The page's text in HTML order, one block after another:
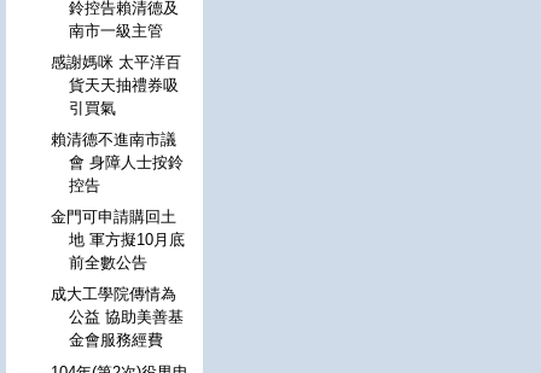
鈴控告賴清德及
南市一級主管
感謝媽咪 太平洋百
貨天天抽禮券吸
引買氣
賴清德不進南市議
會 身障人士按鈴
控告
金門可申請購回土
地 軍方擬10月底
前全數公告
成大工學院傳情為
公益 協助美善基
金會服務經費